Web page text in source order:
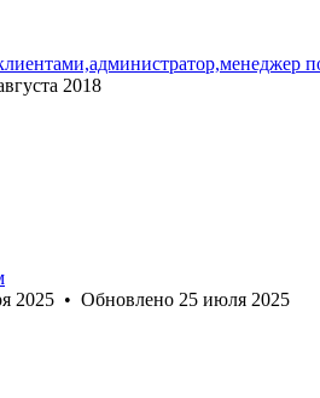
2018
2025 • Обновлено 25 июля 2025